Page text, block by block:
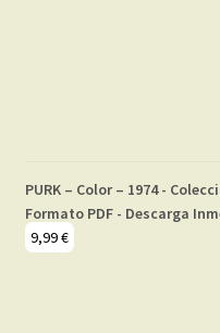
PURK – Color – 1974 -
Formato PDF - Descarga
9,99€